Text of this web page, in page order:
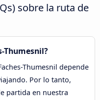
sobre la ruta de
Thumesnil?
Thumesnil depende
Por lo tanto,
partida en nuestra